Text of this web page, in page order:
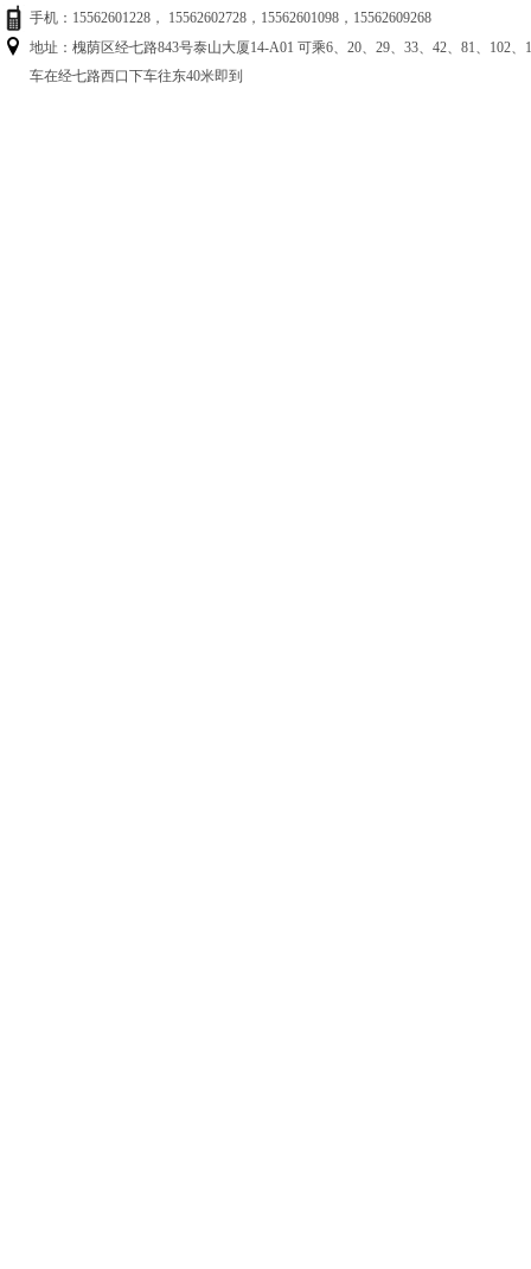
手机：15562601228， 15562602728，15562601098，15562609268
地址：槐荫区经七路843号泰山大厦14-A01 可乘6、20、29、33、42、81、102
车在经七路西口下车往东40米即到